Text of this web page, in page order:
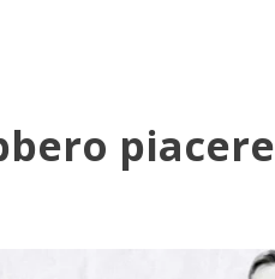
piacere